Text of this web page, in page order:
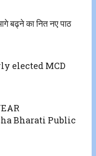
बढ्ने का नित नए पाठ
elected MCD
Bharati Public